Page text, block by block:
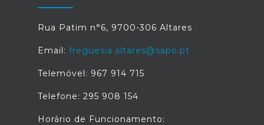
Rua Patim n°6, 9700-306 Altares
Email: freguesia.altares@sapo.pt
Telemóvel: 967 914 715
Telefone: 295 908 154
Horário de Funcionamento: